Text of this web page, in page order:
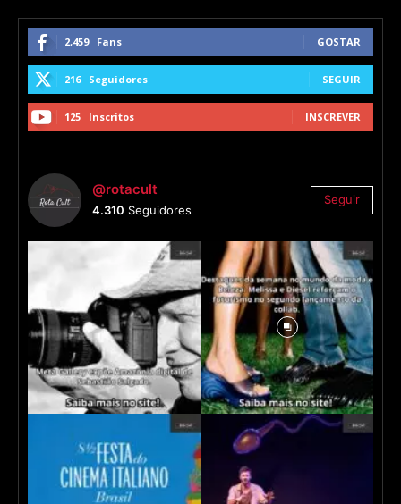
2,459 Fans GOSTAR
216 Seguidores SEGUIR
125 Inscritos INSCREVER
@rotacult
4.310 Seguidores
Seguir